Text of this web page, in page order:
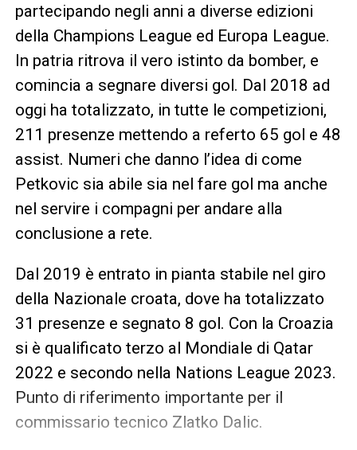
partecipando negli anni a diverse edizioni
della Champions League ed Europa League.
In patria ritrova il vero istinto da bomber, e
comincia a segnare diversi gol. Dal 2018 ad
oggi ha totalizzato, in tutte le competizioni,
211 presenze mettendo a referto 65 gol e 48
assist. Numeri che danno l’idea di come
Petkovic sia abile sia nel fare gol ma anche
nel servire i compagni per andare alla
conclusione a rete.
Dal 2019 è entrato in pianta stabile nel giro
della Nazionale croata, dove ha totalizzato
31 presenze e segnato 8 gol. Con la Croazia
si è qualificato terzo al Mondiale di Qatar
2022 e secondo nella Nations League 2023.
Punto di riferimento importante per il
commissario tecnico Zlatko Dalic.